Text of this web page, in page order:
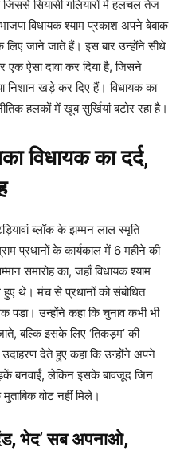
सियासी गलियारों में हलचल तेज
विधायक श्याम प्रकाश अपने बेबाक
लिए जाने जाते हैं। इस बार उन्होंने सीधे
ऐसा दावा कर दिया है, जिसने
निशान खड़े कर दिए हैं। विधायक का
हलकों में खूब सुर्खियां बटोर रहा है।
विधायक का दर्द,
ब्लॉक के झम्मन लाल स्मृति
प्रधानों के कार्यकाल में 6 महीने की
समारोह का, जहाँ विधायक श्याम
थे। मंच से प्रधानों को संबोधित
उन्होंने कहा कि चुनाव कभी भी
बल्कि इसके लिए ‘तिकड़म’ की
देते हुए कहा कि उन्होंने अपने
बनवाईं, लेकिन इसके बावजूद जिन
वोट नहीं मिले।
भेद’ सब अपनाओ,